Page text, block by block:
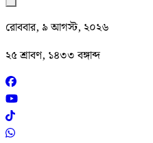
রোববার, ৯ আগস্ট, ২০২৬
২৫ শ্রাবণ, ১৪৩৩ বঙ্গাব্দ